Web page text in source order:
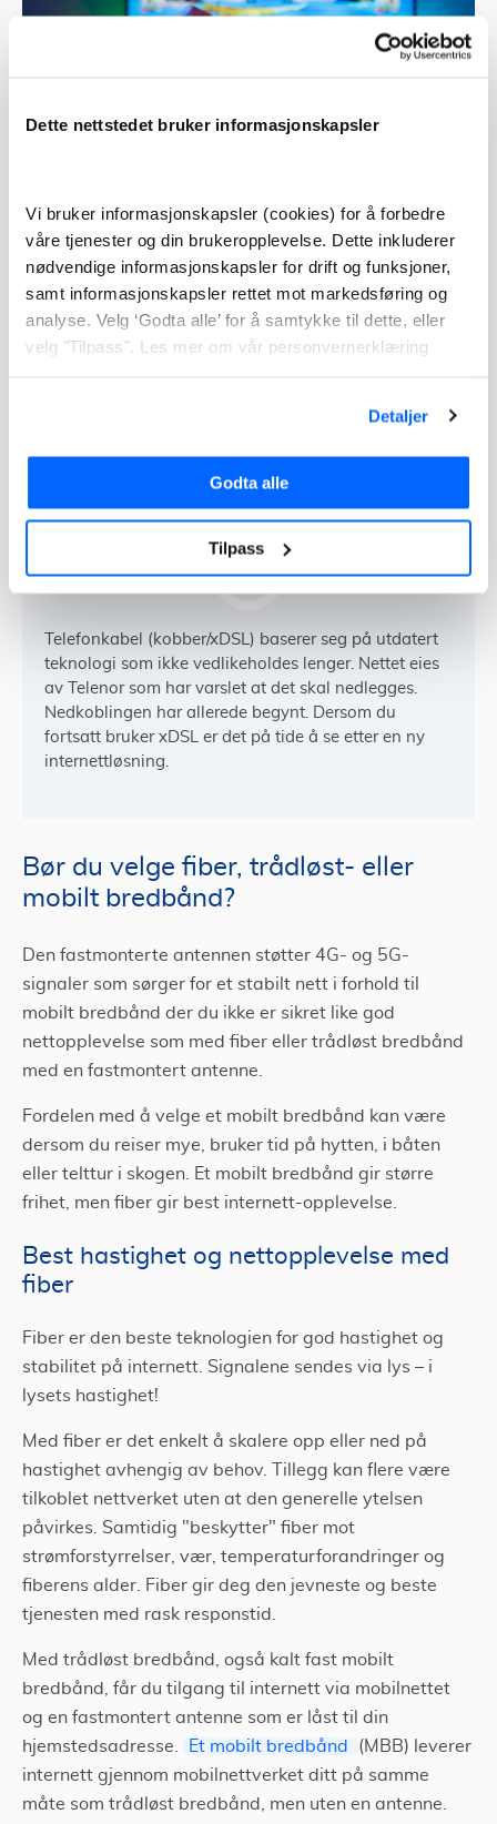
Dette nettstedet bruker informasjonskapsler
Vi bruker informasjonskapsler (cookies) for å forbedre
våre tjenester og din brukeropplevelse. Dette inkluderer
nødvendige informasjonskapsler for drift og funksjoner,
samt informasjonskapsler rettet mot markedsføring og
analyse. Velg ‘Godta alle’ for å samtykke til dette, eller
velg "Tilpass". Les mer om vår personvernerklæring
Detaljer
Godta alle
Tilpass
Få bedre hastighet og mer
muligheter med fiber eller trådløst
bredbånd
Internett leveres gjennom ulik teknologi. Det er
velge mellom 3 typer bredbånd til hjemmet: Fiber,
trådløst- eller mobilt bredbånd.
Telefonkabel (kobber/xDSL) baserer seg på utdatert
teknologi som ikke vedlikeholdes lenger. Nettet eies
av Telenor som har varslet at det skal nedlegges.
Nedkoblingen har allerede begynt. Dersom du
fortsatt bruker xDSL er det på tide å se etter en ny
internettløsning.
Bør du velge fiber, trådløst- eller
mobilt bredbånd?
Den fastmonterte antennen støtter 4G- og 5G-
signaler som sørger for et stabilt nett i forhold til
mobilt bredbånd der du ikke er sikret like god
nettopplevelse som med fiber eller trådløst bredbånd
med en fastmontert antenne.
Fordelen med å velge et mobilt bredbånd kan være
dersom du reiser mye, bruker tid på hytten, i båten
eller telttur i skogen. Et mobilt bredbånd gir større
frihet, men fiber gir best internett-opplevelse.
Best hastighet og nettopplevelse med
fiber
Fiber er den beste teknologien for god hastighet og
stabilitet på internett. Signalene sendes via lys – i
lysets hastighet!
Med fiber er det enkelt å skalere opp eller ned på
hastighet avhengig av behov. Tillegg kan flere være
tilkoblet nettverket uten at den generelle ytelsen
påvirkes. Samtidig "beskytter" fiber mot
strømforstyrrelser, vær, temperaturforandringer og
fiberens alder. Fiber gir deg den jevneste og beste
tjenesten med rask responstid.
Med trådløst bredbånd, også kalt fast mobilt
bredbånd, får du tilgang til internett via mobilnettet
og en fastmontert antenne som er låst til din
hjemstedsadresse.
Et mobilt bredbånd
(MBB) leverer
internett gjennom mobilnettverket ditt på samme
måte som trådløst bredbånd, men uten en antenne.